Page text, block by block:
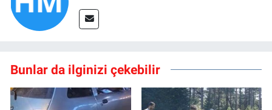
Bunlar da ilginizi çekebilir